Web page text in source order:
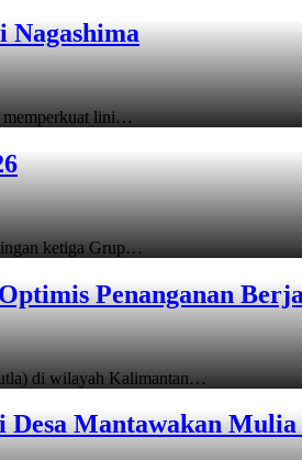
Nagashima
memperkuat lini…
ketiga Grup…
Penanganan
di wilayah Kalimantan…
Desa Mantawakan